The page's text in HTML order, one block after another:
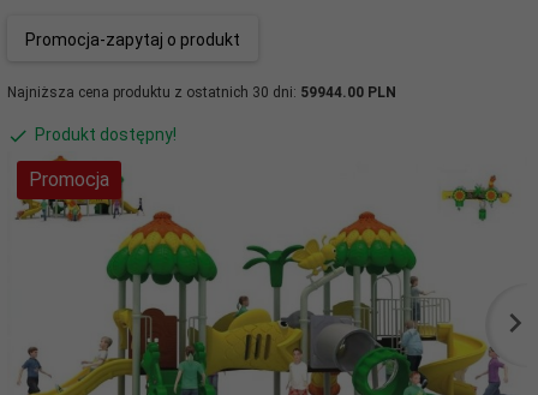
Promocja-zapytaj o produkt
Najniższa cena produktu z ostatnich 30 dni: 59944.00 PLN
Produkt dostępny!
Promocja